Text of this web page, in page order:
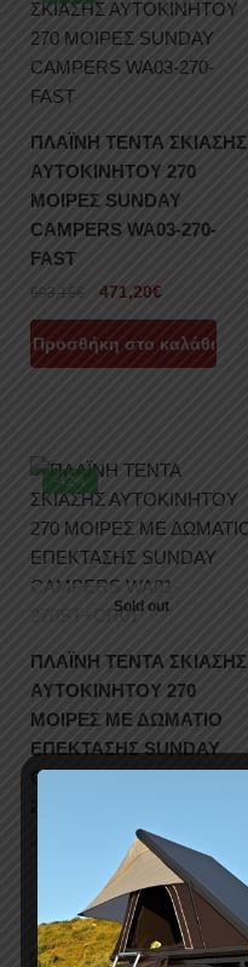
ΠΛΑΪΝΗ ΤΕΝΤΑ ΣΚΙΑΣΗΣ
ΑΥΤΟΚΙΝΗΤΟΥ 270
ΜΟΙΡΕΣ SUNDAY
CAMPERS WA03-270-
FAST
693,16€ 471,20€
Προσθήκη στο καλάθι
-42%
Sold out
ΠΛΑΪΝΗ ΤΕΝΤΑ ΣΚΙΑΣΗΣ
ΑΥΤΟΚΙΝΗΤΟΥ 270
ΜΟΙΡΕΣ ΜΕ ΔΩΜΑΤΙΟ
ΕΠΕΚΤΑΣΗΣ SUNDAY
CAMPERS WA01-
558,00€